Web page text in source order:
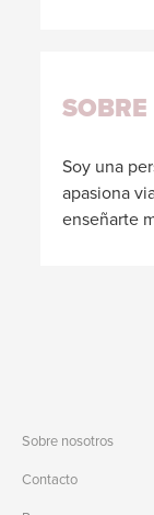
Soy una
apasiona
enseñarte
Sobre nosotros
Contacto